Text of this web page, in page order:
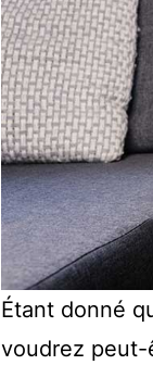
Étant donné
voudrez peut-